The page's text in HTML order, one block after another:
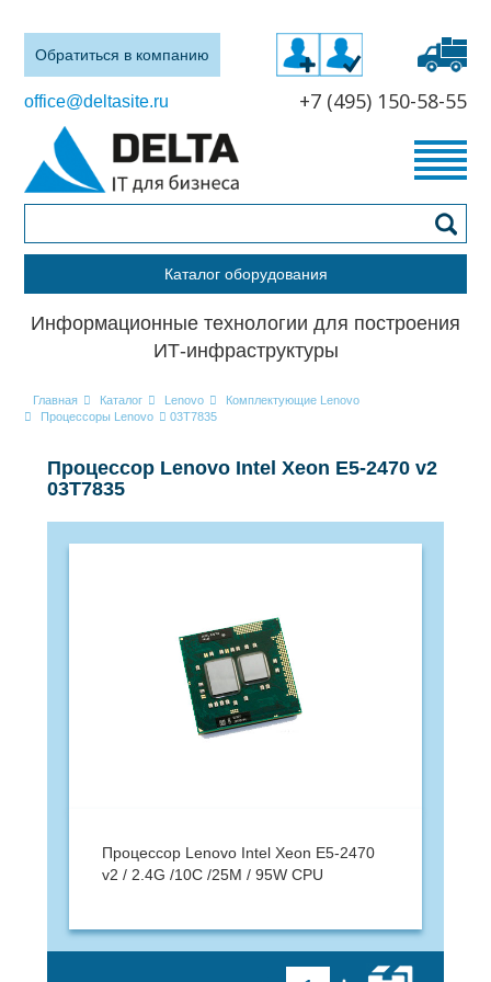
Обратиться в компанию
office@deltasite.ru +7 (495) 150-58-55
Каталог оборудования
Информационные технологии для построения
ИТ-инфраструктуры
Главная Каталог Lenovo
Комплектующие Lenovo
Процессоры Lenovo
03T7835
Процессор Lenovo Intel Xeon E5-2470 v2
03T7835
Процессор Lenovo Intel Xeon E5-2470
v2 / 2.4G /10C /25M / 95W CPU